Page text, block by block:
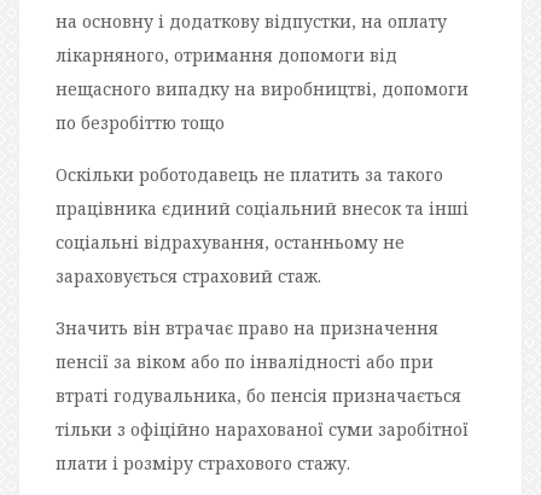
на основну і додаткову відпустки, на оплату
лікарняного, отримання допомоги від
нещасного випадку на виробництві, допомоги
по безробіттю тощо
Оскільки роботодавець не платить за такого
працівника єдиний соціальний внесок та інші
соціальні відрахування, останньому не
зараховується страховий стаж.
Значить він втрачає право на призначення
пенсії за віком або по інвалідності або при
втраті годувальника, бо пенсія призначається
тільки з офіційно нарахованої суми заробітної
плати і розміру страхового стажу.